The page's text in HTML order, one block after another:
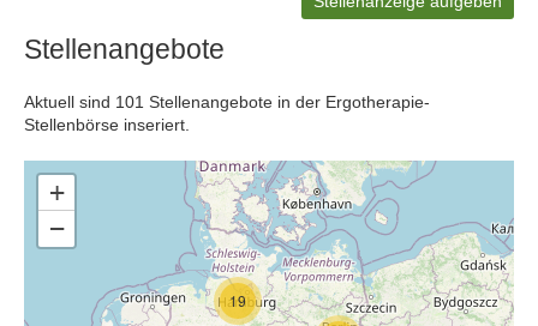
Stellenangebote
Aktuell sind 101 Stellenangebote in der Ergotherapie-
Stellenbörse inseriert.
19
+
−